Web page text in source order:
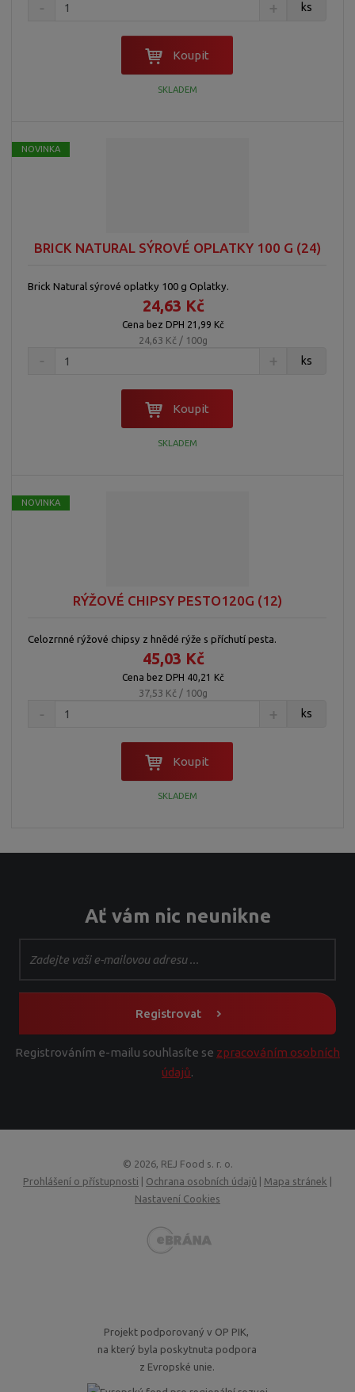
ks
Koupit
SKLADEM
BRICK NATURAL SÝROVÉ OPLATKY 100 G (24)
NOVINKA
Brick Natural sýrové oplatky 100 g Oplatky.
24,63 Kč
Cena bez DPH 21,99 Kč
24,63 Kč / 100g
ks
Koupit
SKLADEM
RÝŽOVÉ CHIPSY PESTO120G (12)
NOVINKA
Celozrnné rýžové chipsy z hnědé rýže s příchutí pesta.
45,03 Kč
Cena bez DPH 40,21 Kč
37,53 Kč / 100g
ks
Koupit
SKLADEM
Ať vám nic neunikne
Registrovat
Registrováním e-mailu souhlasíte se zpracováním osobních
údajů.
© 2026, REJ Food s. r. o.
Prohlášení o přístupnosti | Ochrana osobních údajů | Mapa stránek |
Nastavení Cookies
Projekt podporovaný v OP PIK,
na který byla poskytnuta podpora
z Evropské unie.